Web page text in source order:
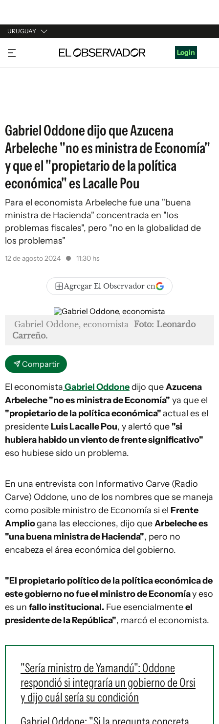
URUGUAY
URUGUAY
ARGENTINA
Login
Gabriel Oddone dijo que Azucena
Arbeleche "no es ministra de Economía"
y que el "propietario de la política
económica" es Lacalle Pou
Para el economista Arbeleche fue una "buena
ministra de Hacienda" concentrada en "los
problemas fiscales", pero "no en la globalidad de
los problemas"
12 de agosto 2024 11:30 hs
Agregar El Observador en
Gabriel Oddone, economista Foto: Leonardo
Carreño.
Compartir
El economistaGabriel Oddonedijo queAzucena
Arbeleche "no es ministra de Economía" ya que el
"propietario de la política económica"actual es el
presidente Luis Lacalle Pou, y alertó que "si
hubiera habido un viento de frente significativo"
eso hubiese sido un problema.
En una entrevista con Informativo Carve (Radio
Carve) Oddone, uno de los nombres que se maneja
como posible ministro de Economía si el Frente
Ampliogana las elecciones, dijo queArbeleche es
"una buena ministra de Hacienda", pero no
encabeza el área económica del gobierno.
"El propietario político de la política económica de
este gobierno no fue el ministro de Economíay eso
es un fallo institucional. Fue esencialmenteel
presidente de la República", marcó el economista.
"Sería ministro de Yamandú": Oddone
respondió si integraría un gobierno de Orsi
y dijo cuál sería su condición